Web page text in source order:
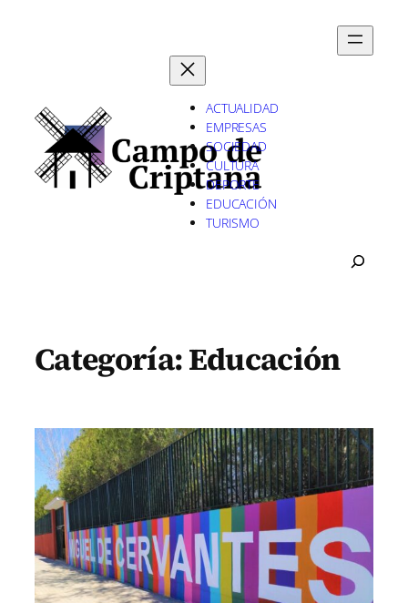
ACTUALIDAD
EMPRESAS
SOCIEDAD
CULTURA
DEPORTE
EDUCACIÓN
TURISMO
Categoría:Educación